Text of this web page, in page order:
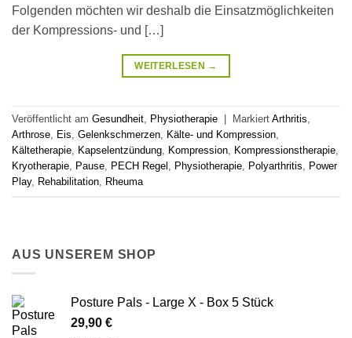
Folgenden möchten wir deshalb die Einsatzmöglichkeiten
der Kompressions- und […]
WEITERLESEN →
Veröffentlicht am Gesundheit, Physiotherapie Markiert Arthritis,
Arthrose, Eis, Gelenkschmerzen, Kälte- und Kompression,
Kältetherapie, Kapselentzündung, Kompression, Kompressionstherapie,
Kryotherapie, Pause, PECH Regel , Physiotherapie, Polyarthritis, Power
Play, Rehabilitation, Rheuma
AUS UNSEREM SHOP
Posture Pals - Large X - Box 5 Stück
29,90 €